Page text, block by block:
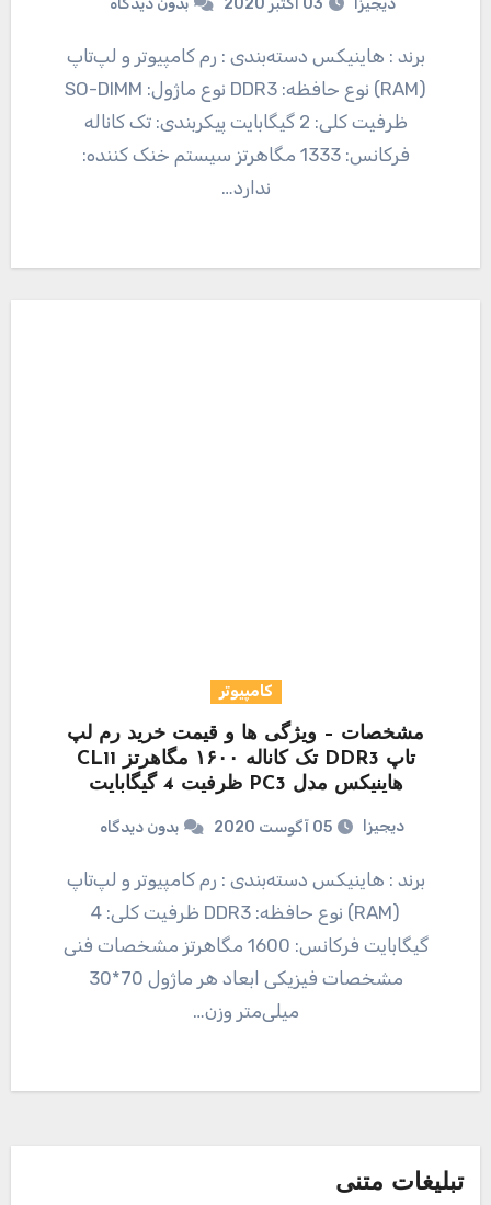
03 اکتبر 2020 بدون دیدگاه
برند : هاینیکس دسته‌بندی : رم کامپیوتر و لپ‌تاپ
(RAM) نوع حافظه: DDR3 نوع ماژول: SO-DIMM
ظرفیت کلی: 2 گیگابایت پیکربندی: تک کاناله
فرکانس: 1333 مگاهرتز سیستم خنک کننده:
ندارد…
کامپیوتر
مشخصات – ویژگی ها و قیمت خرید رم لپ
تاپ DDR3 تک کاناله ۱۶۰۰ مگاهرتز CL11
هاینیکس مدل PC3 ظرفیت 4 گیگابایت
دیجیزا 05 آگوست 2020 بدون دیدگاه
برند : هاینیکس دسته‌بندی : رم کامپیوتر و لپ‌تاپ
(RAM) نوع حافظه: DDR3 ظرفیت کلی: 4
گیگابایت فرکانس: 1600 مگاهرتز مشخصات فنی
مشخصات فیزیکی ابعاد هر ماژول 70*30
میلی‌متر وزن…
تبلیغات متنی